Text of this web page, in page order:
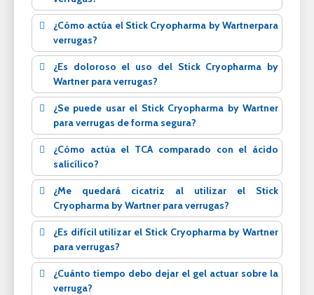
¿Cómo actúa el Stick Cryopharma by Wartnerpara
verrugas?
¿Es doloroso el uso del Stick Cryopharma by
Wartner para verrugas?
¿Se puede usar el Stick Cryopharma by Wartner
para verrugas de forma segura?
¿Cómo actúa el TCA comparado con el ácido
salicílico?
¿Me quedará cicatriz al utilizar el Stick
Cryopharma by Wartner para verrugas?
¿Es difícil utilizar el Stick Cryopharma by Wartner
para verrugas?
¿Cuánto tiempo debo dejar el gel actuar sobre la
verruga?